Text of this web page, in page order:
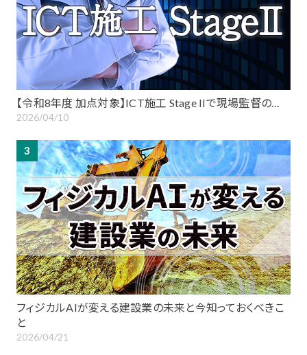
【令和8年度 加点対象】ICT施工 Stage IIで現場監督の…
2026/04/10
3
フィジカルAIが変える建設業の未来と今知っておくべきこ
と
2026/04/21